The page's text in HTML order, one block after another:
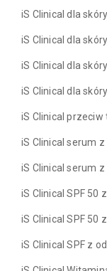
iS Clinical dla
iS Clinical dla
iS Clinical dla
iS Clinical dla
iS Clinical
iS Clinical serum
iS Clinical serum
iS Clinical SPF 50
iS Clinical SPF 50
iS Clinical SPF z